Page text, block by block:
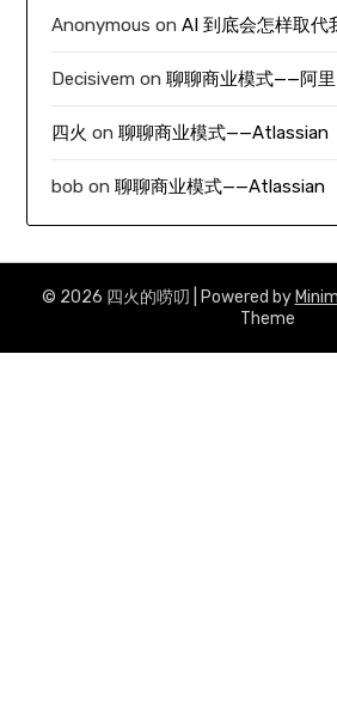
Anonymous onAI 到底会怎样取代
Decisivem on聊聊商业模式——阿
四火 on聊聊商业模式——Atlassian
bob on聊聊商业模式——Atlassian
© 2026 四火的唠叨 | Powered by
Theme